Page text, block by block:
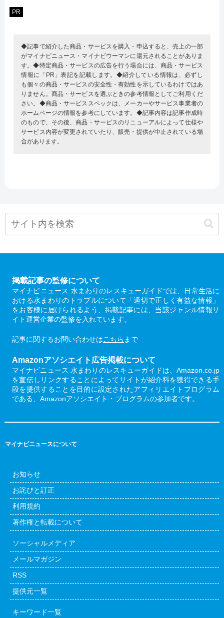
PR
◆記事で紹介した商品・サービスを購入・申込すると、売上の一部
がマイナビニュース・マイナビウーマンに還元されることがありま
す。◆特定商品・サービスの広告を行う場合には、商品・サービス
情報に「PR」表記を記載します。◆紹介している情報は、必ずし
も個々の商品・サービスの安全性・有効性を示しているわけではあ
りません。商品・サービスを選ぶときの参考情報としてご利用くだ
さい。◆商品・サービススペックは、メーカーやサービス事業者の
ホームページの情報を参考にしています。◆記事内容は記事作成時
のもので、その後、商品・サービスのリニューアルによって仕様や
サービス内容が変更されていたり、販売・提供が中止されている場
合があります。
掲載記事の監修について
マイナビニュース 水まわりのレスキューガイドでは、日常生活に
おける水まわりのトラブルについて「適切で正しく有益な情報」
をお客様に届けられるよう、掲載記事には、当該ジャンル情報サ
イト運営企業の監修を入れています。
記事に関するお問い合わせはこちら まで
Amazonアソシエイト広告掲載について
マイナビニュース 水まわりのレスキューガイドは、Amazon.co.jp
を宣伝しリンクすることによってサイトが紹介料を獲得できる手
段を提供することを目的に設定されたアフィリエイトプログラム
である、Amazonアソシエイト・プログラムの参加者です。
マイナビニュースについて
お知らせ
お詫びと訂正
利用規約
著作権と転載について
ソーシャルメディア
メールマガジン
RSS
提供元一覧
キーワード一覧